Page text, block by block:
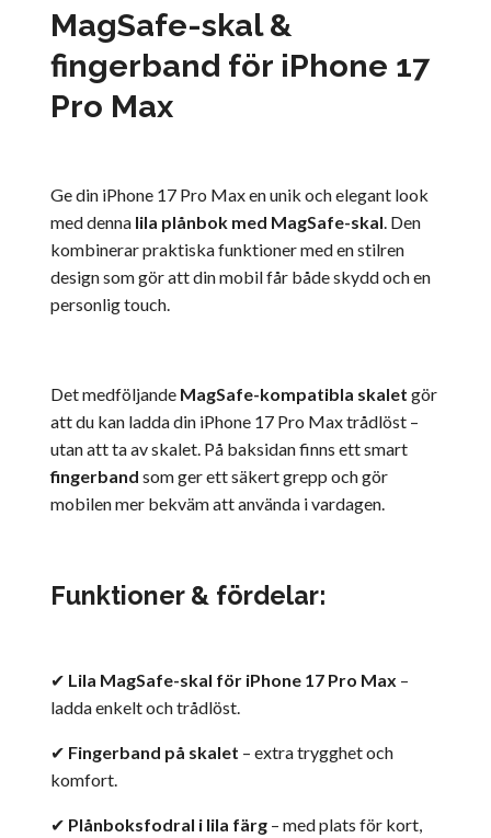
MagSafe-skal &
fingerband för iPhone 17
Pro Max
Ge din iPhone 17 Pro Max en unik och elegant look
med denna lila plånbok med MagSafe-skal. Den
kombinerar praktiska funktioner med en stilren
design som gör att din mobil får både skydd och en
personlig touch.
Det medföljande MagSafe-kompatibla skalet gör
att du kan ladda din iPhone 17 Pro Max trådlöst –
utan att ta av skalet. På baksidan finns ett smart
fingerband som ger ett säkert grepp och gör
mobilen mer bekväm att använda i vardagen.
Funktioner & fördelar:
✔ Lila MagSafe-skal för iPhone 17 Pro Max –
ladda enkelt och trådlöst.
✔ Fingerband på skalet – extra trygghet och
komfort.
✔ Plånboksfodral i lila färg – med plats för kort,